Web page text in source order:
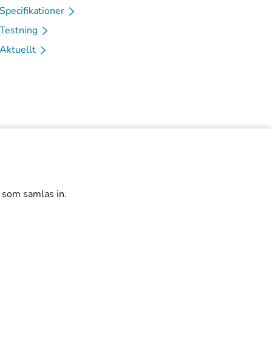
samlas in.
Specifikationer
Testning
Aktuellt